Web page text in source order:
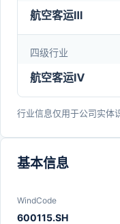
牌”等多项荣誉，在
等领域屡获国际国内
航空客运Ⅲ
四级行业
航空客运Ⅳ
行业信息仅用于公司实体
基本信息
WindCode
600115.SH